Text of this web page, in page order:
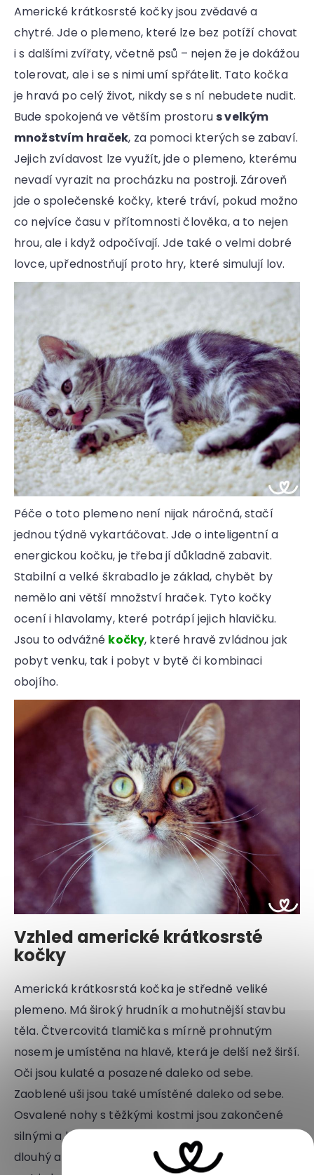
Americké krátkosrsté kočky jsou zvědavé a
chytré. Jde o plemeno, které lze bez potíží chovat
i s dalšími zvířaty, včetně psů – nejen že je dokážou
tolerovat, ale i se s nimi umí spřátelit. Tato kočka
je hravá po celý život, nikdy se s ní nebudete nudit.
Bude spokojená ve větším prostorus velkým
množstvím hraček, za pomoci kterých se zabaví.
Jejich zvídavost lze využít, jde o plemeno, kterému
nevadí vyrazit na procházku na postroji. Zároveň
jde o společenské kočky, které tráví, pokud možno
co nejvíce času v přítomnosti člověka, a to nejen
hrou, ale i když odpočívají. Jde také o velmi dobré
lovce, upřednostňují proto hry, které simulují lov.
Péče o toto plemeno není nijak náročná, stačí
jednou týdně vykartáčovat. Jde o inteligentní a
energickou kočku, je třeba jí důkladně zabavit.
Stabilní a velké škrabadlo je základ, chybět by
nemělo ani větší množství hraček. Tyto kočky
ocení i hlavolamy, které potrápí jejich hlavičku.
Jsou to odvážné kočky, které hravě zvládnou jak
pobyt venku, tak i pobyt v bytě či kombinaci
obojího.
Vzhled americké krátkosrsté
kočky
Americká krátkosrstá kočka je středně veliké
plemeno. Má široký hrudník a mohutnější stavbu
těla. Čtvercovitá tlamička s mírně prohnutým
nosem je umístěna na hlavě, která je delší než širší.
Oči jsou kulaté a posazené daleko od sebe.
Zaoblené uši jsou také umístěné daleko od sebe.
Osvalené nohy s těžkými kostmi jsou zakončené
silnými a kulatými tlapkami. Široký ocas je středně
dlouhý a je zakončen zakulacenou špičkou. Hustá